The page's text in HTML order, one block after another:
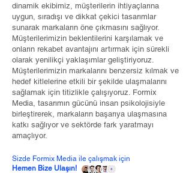
dinamik ekibimiz, müşterilerin ihtiyaçlarına
uygun, sıradışı ve dikkat çekici tasarımlar
sunarak markaların öne çıkmasını sağlıyor.
Müşterilerimizin beklentilerini karşılamak ve
onların rekabet avantajını artırmak için sürekli
olarak yenilikçi yaklaşımlar geliştiriyoruz.
Müşterilerimizin markalarını benzersiz kılmak ve
hedef kitlelerine etkili bir şekilde ulaşmalarını
sağlamak için titizlikle çalışıyoruz. Formix
Media, tasarımın gücünü insan psikolojisiyle
birleştirerek, markaların başarıya ulaşmasına
katkı sağlıyor ve sektörde fark yaratmayı
amaçlıyor.
Sizde Formix Media ile çalışmak için
Hemen Bize Ulaşın!